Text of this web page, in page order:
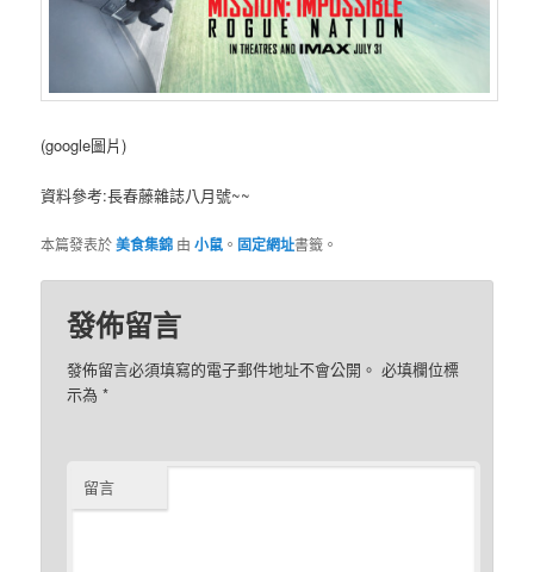
(google圖片)
資料參考:長春藤雜誌八月號~~
本篇發表於美食集錦 由小鼠 。 固定網址書籤。
發佈留言
發佈留言必須填寫的電子郵件地址不會公開。 必填欄位標
示為*
留言